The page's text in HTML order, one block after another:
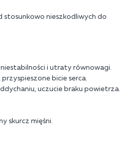
stosunkowo nieszkodliwych do
i utraty równowagi.
bicie serca.
uczucie braku powietrza.
skurcz mięśni.